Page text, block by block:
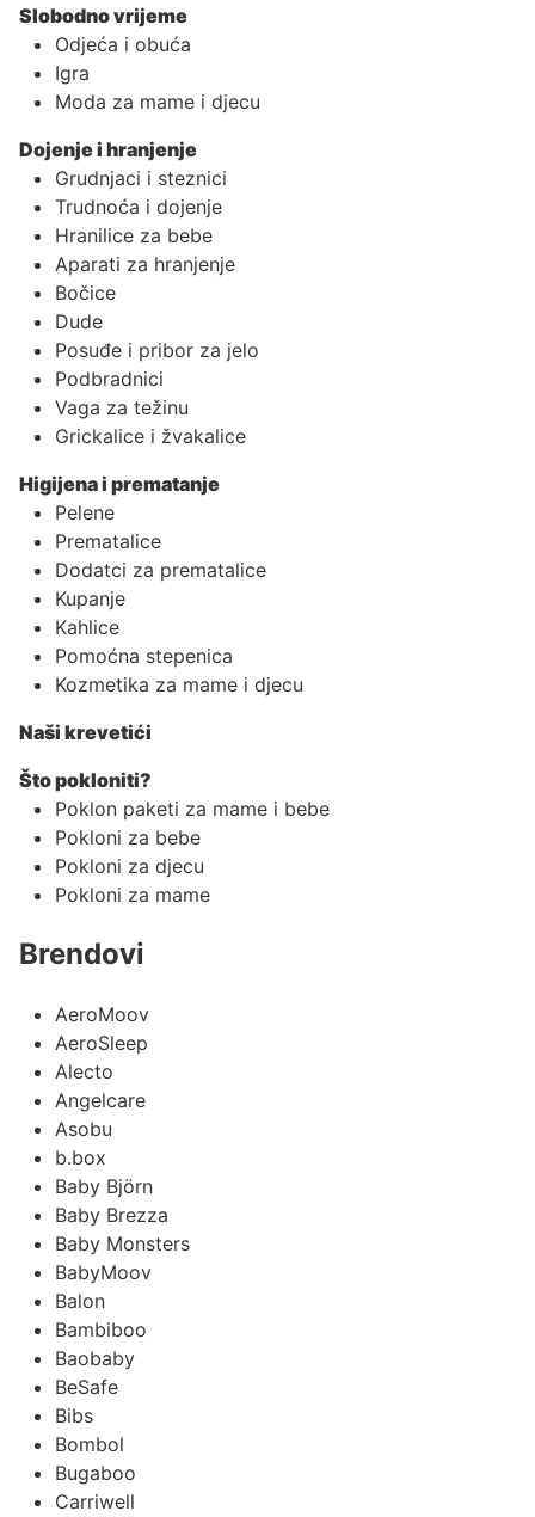
Slobodno vrijeme
Odjeća i obuća
Igra
Moda za mame i djecu
Dojenje i hranjenje
Grudnjaci i steznici
Trudnoća i dojenje
Hranilice za bebe
Aparati za hranjenje
Bočice
Dude
Posuđe i pribor za jelo
Podbradnici
Vaga za težinu
Grickalice i žvakalice
Higijena i prematanje
Pelene
Prematalice
Dodatci za prematalice
Kupanje
Kahlice
Pomoćna stepenica
Kozmetika za mame i djecu
Naši krevetići
Što pokloniti?
Poklon paketi za mame i bebe
Pokloni za bebe
Pokloni za djecu
Pokloni za mame
Brendovi
AeroMoov
AeroSleep
Alecto
Angelcare
Asobu
b.box
Baby Björn
Baby Brezza
Baby Monsters
BabyMoov
Balon
Bambiboo
Baobaby
BeSafe
Bibs
Bombol
Bugaboo
Carriwell